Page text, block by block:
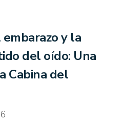
y la
del oído: Una
Cabina del